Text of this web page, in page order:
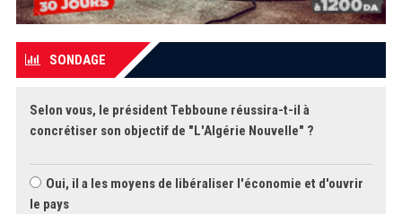
SONDAGE
Selon vous, le président Tebboune réussira-t-il à
concrétiser son objectif de "L'Algérie Nouvelle" ?
Oui, il a les moyens de libéraliser l'économie et d'ouvrir
le pays